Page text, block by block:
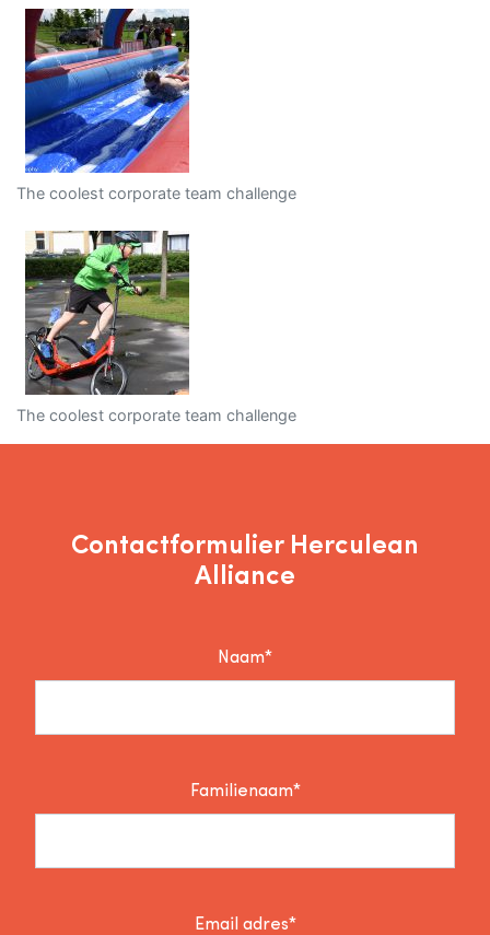
The coolest corporate team challenge
The coolest corporate team challenge
Contactformulier Herculean
Alliance
Naam*
Familienaam*
Email adres*